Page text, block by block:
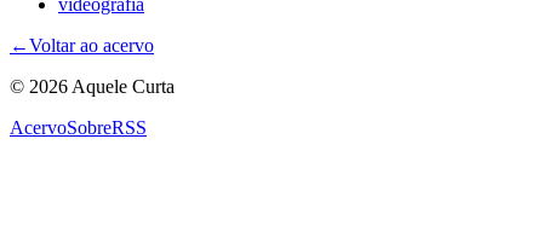
←Voltar ao acervo
© 2026 Aquele Curta
AcervoSobreRSS